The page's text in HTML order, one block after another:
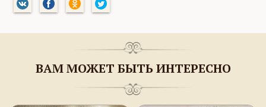
ВАМ МОЖЕТ БЫТЬ ИНТЕРЕСНО